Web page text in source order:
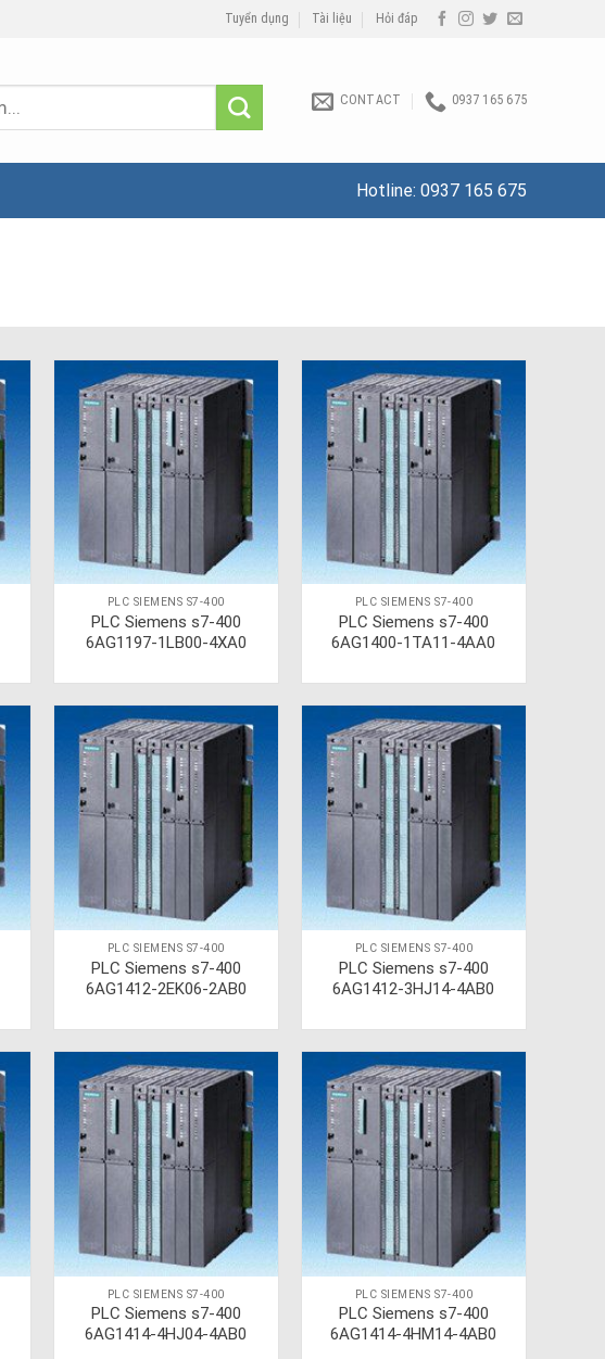
Tuyển dụng Tài liệu Hỏi đáp
CONTACT 0937 165 675
Hotline: 0937 165 675
PLC SIEMENS S7-400
PLC Siemens s7-400
6AG1197-1LB00-4XA0
PLC SIEMENS S7-400
PLC Siemens s7-400
6AG1400-1TA11-4AA0
PLC SIEMENS S7-400
PLC Siemens s7-400
6AG1412-2EK06-2AB0
PLC SIEMENS S7-400
PLC Siemens s7-400
6AG1412-3HJ14-4AB0
PLC SIEMENS S7-400
PLC Siemens s7-400
6AG1414-4HJ04-4AB0
PLC SIEMENS S7-400
PLC Siemens s7-400
6AG1414-4HM14-4AB0